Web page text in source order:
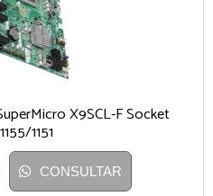
X9SCL-F Socket
1151
CONSULTAR